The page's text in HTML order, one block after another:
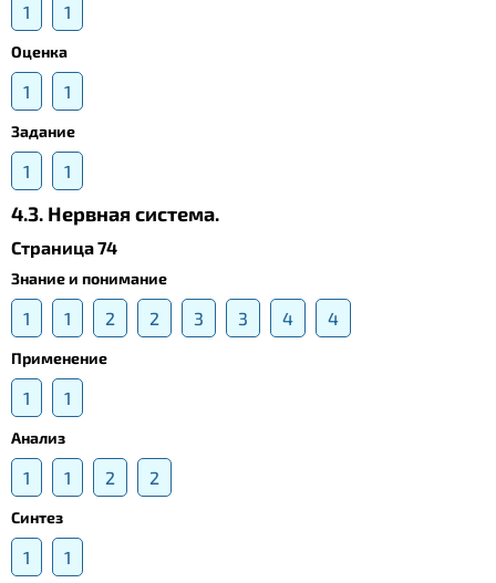
1 1
Оценка
1 1
Задание
1 1
4.3. Нервная система.
Страница 74
Знание и понимание
1 1 2 2 3 3 4 4
Применение
1 1
Анализ
1 1 2 2
Синтез
1 1